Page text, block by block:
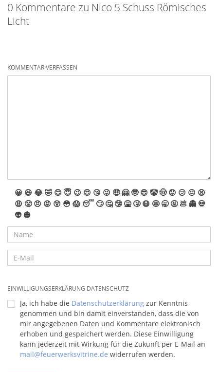
0 Kommentare zu Nico 5 Schuss Römisches
Licht
KOMMENTAR VERFASSEN
😀 😆 😂🤣 😊 😇 😉 😍 😘 😜 🤑 🤗 🤓 😎 🤡🤠 😟 😕 😖 😫
😩 😤 😠 😡 😲 😳 😱 😴 🙄 🤔 🤥 🤮 🤧 😷 🤩 🥱 🤬 💩 👻 💀
👽 🎃
EINWILLIGUNGSERKLÄRUNG DATENSCHUTZ
Ja, ich habe die Datenschutzerklärung zur Kenntnis
genommen und bin damit einverstanden, dass die von
mir angegebenen Daten und Kommentare elektronisch
erhoben und gespeichert werden. Diese Einwilligung
kann jederzeit mit Wirkung für die Zukunft per E-Mail an
mail@feuerwerksvitrine.de widerrufen werden.